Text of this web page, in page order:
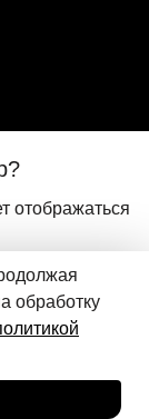
отображаться
дистрибьютор
обработку